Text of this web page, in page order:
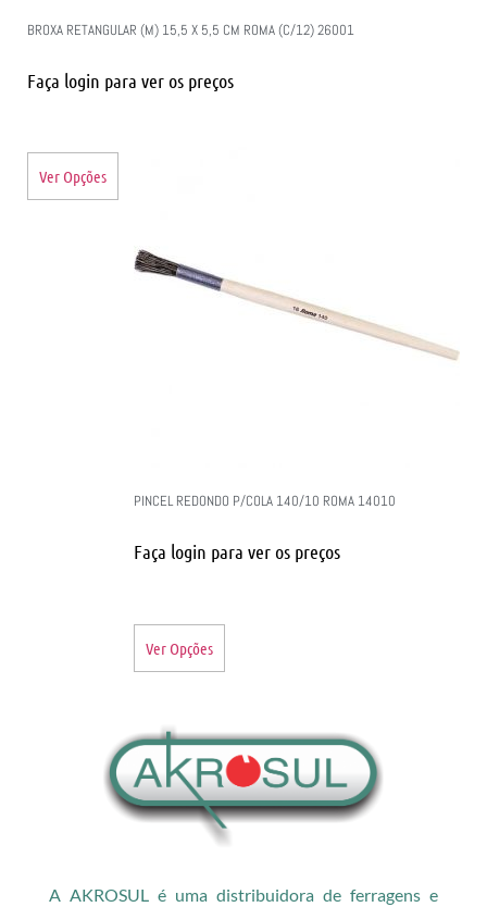
BROXA RETANGULAR (M) 15,5 X 5,5 CM ROMA (C/12) 26001
Faça login para ver os preços
Ver Opções
PINCEL REDONDO P/COLA 140/10 ROMA 14010
Faça login para ver os preços
Ver Opções
A AKROSUL é uma distribuidora de ferragens e